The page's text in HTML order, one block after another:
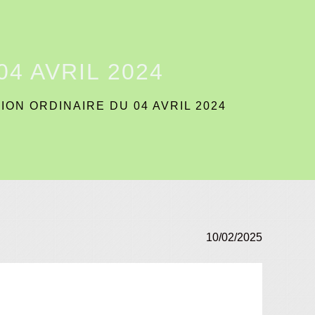
AVRIL 2024
ORDINAIRE DU 04 AVRIL 2024
10/02/2025